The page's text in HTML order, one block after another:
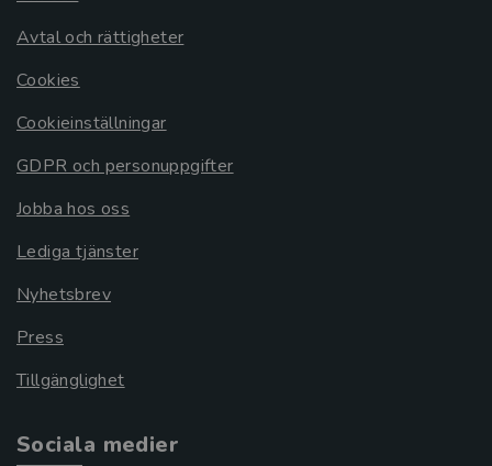
Avtal och rättigheter
Cookies
Cookieinställningar
GDPR och personuppgifter
Jobba hos oss
Lediga tjänster
Nyhetsbrev
Press
Tillgänglighet
Sociala medier